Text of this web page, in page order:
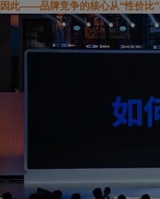
因此——品牌竞争的核心从“性价比”